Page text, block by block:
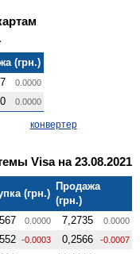
(грн.)
0.0000
0.0000
конвертер
Visa на 23.08.2021
(грн.)
Продажа
(грн.)
0.0000 7,2735 0.0000
-0.0003 0,2566 -0.0007